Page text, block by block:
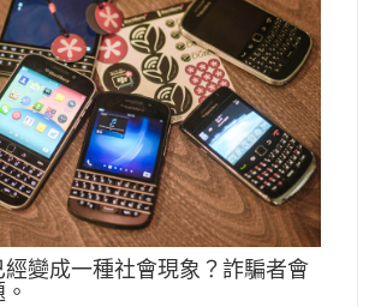
經變成一種社會現象？詐騙者會